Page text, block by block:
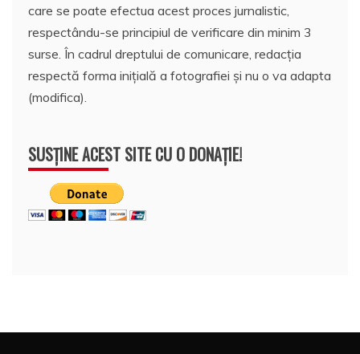
care se poate efectua acest proces jurnalistic,
respectându-se principiul de verificare din minim 3
surse. În cadrul dreptului de comunicare, redacția
respectă forma inițială a fotografiei și nu o va adapta
(modifica).
SUSȚINE ACEST SITE CU O DONAȚIE!